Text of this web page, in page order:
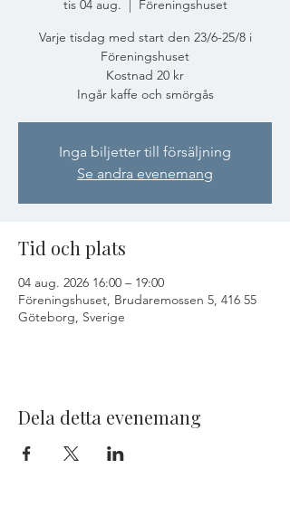
tis 04 aug.
  |
Föreningshuset
Varje tisdag med start den 23/6-25/8 i
Föreningshuset
Kostnad 20 kr
Ingår kaffe och smörgås
Inga biljetter till försäljning
Se andra evenemang
Tid och plats
04 aug. 2026 16:00 – 19:00
Föreningshuset, Brudaremossen 5, 416 55
Göteborg, Sverige
Dela detta evenemang